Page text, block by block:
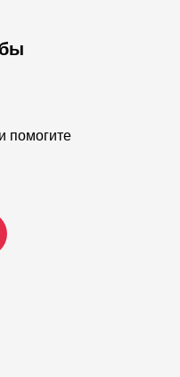
помогите